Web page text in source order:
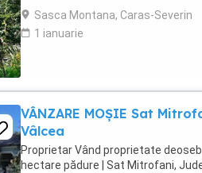
Comision 0% !
Sasca Montana, Caras-Severin
1 ianuarie
VÂNZARE MOŞIE Sat
Vâlcea
Proprietar Vând proprietate
hectare pădure | Sat Mitrofani,